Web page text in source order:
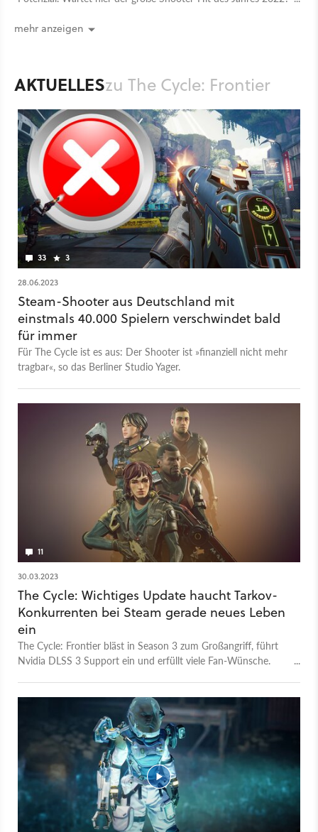
mehr anzeigen
AKTUELLESzu The Cycle: Frontier
33 3
28.06.2023
Steam-Shooter aus Deutschland mit
einstmals 40.000 Spielern verschwindet bald
für immer
Für The Cycle ist es aus: Der Shooter ist »finanziell nicht mehr
tragbar«, so das Berliner Studio Yager.
11
30.03.2023
The Cycle: Wichtiges Update haucht Tarkov-
Konkurrenten bei Steam gerade neues Leben
ein
The Cycle: Frontier bläst in Season 3 zum Großangriff, führt
Nvidia DLSS 3 Support ein und erfüllt viele Fan-Wünsche.